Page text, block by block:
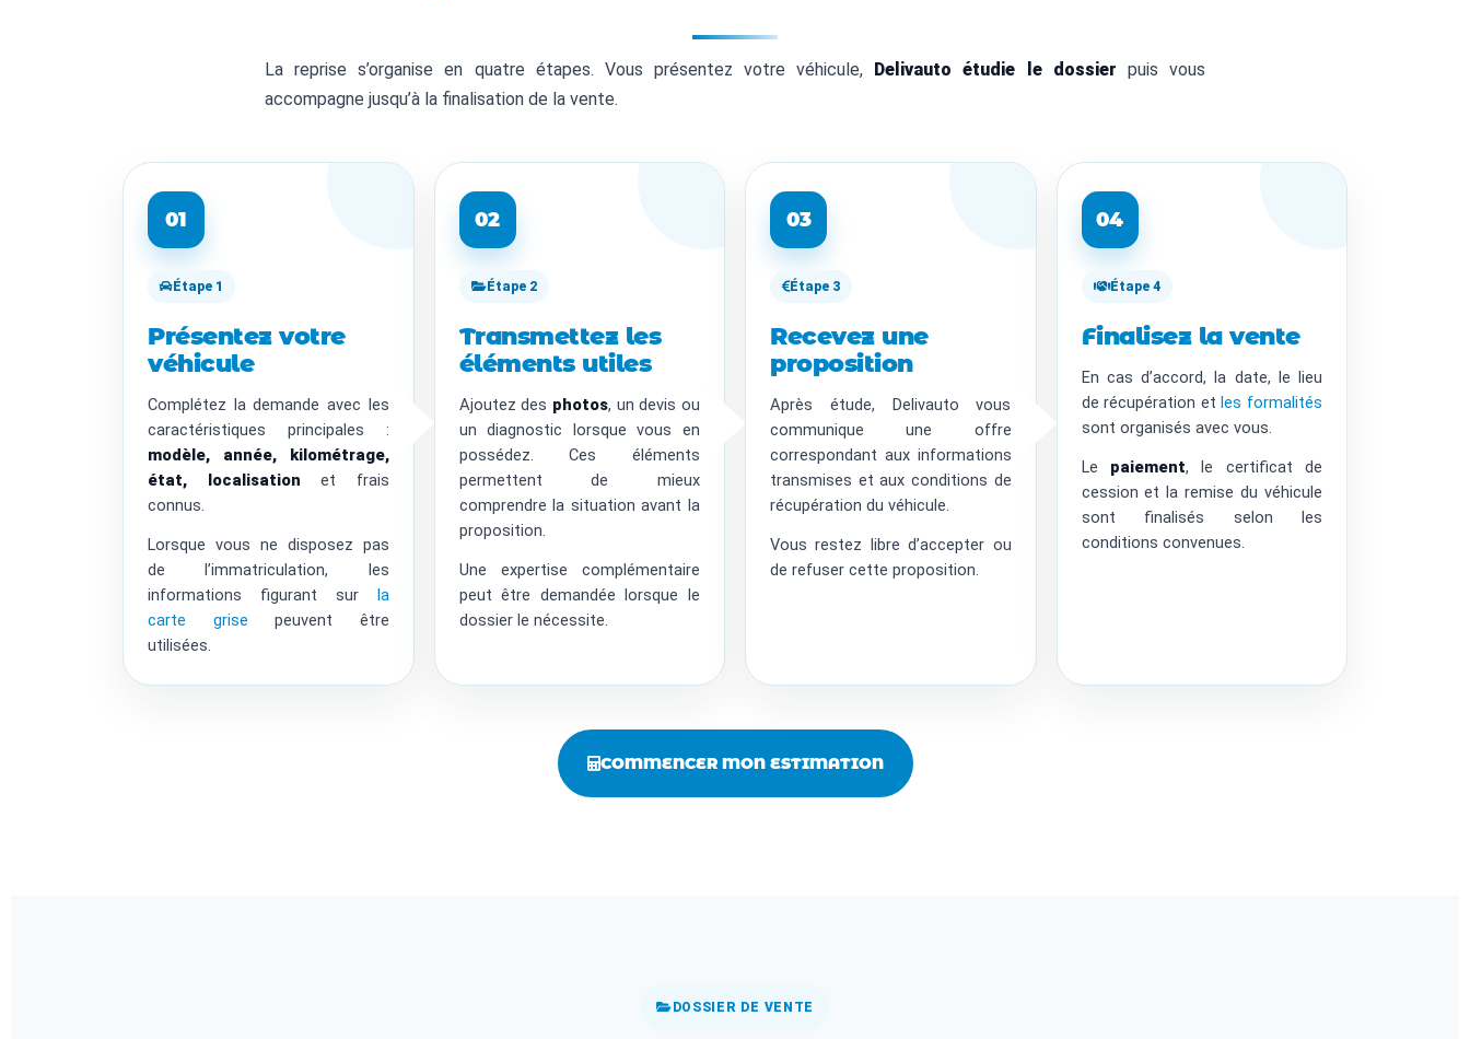
La reprise s’organise en quatre étapes. Vous présentez votre véhicule, Delivauto étudie le dossier puis vous
accompagne jusqu’à la finalisation de la vente.
01
Étape 1
Présentez votre
véhicule
Complétez la demande avec les
caractéristiques principales :
modèle, année, kilométrage,
état, localisation et frais
connus.
Lorsque vous ne disposez pas
de l’immatriculation, les
informations figurant sur la
carte grise peuvent être
utilisées.
02
Étape 2
Transmettez les
éléments utiles
Ajoutez des photos, un devis ou
un diagnostic lorsque vous en
possédez. Ces éléments
permettent de mieux
comprendre la situation avant la
proposition.
Une expertise complémentaire
peut être demandée lorsque le
dossier le nécessite.
03
Étape 3
Recevez une
proposition
Après étude, Delivauto vous
communique une offre
correspondant aux informations
transmises et aux conditions de
récupération du véhicule.
Vous restez libre d’accepter ou
de refuser cette proposition.
04
Étape 4
Finalisez la vente
En cas d’accord, la date, le lieu
de récupération etles formalités
sont organisés avec vous.
Le paiement, le certificat de
cession et la remise du véhicule
sont finalisés selon les
conditions convenues.
COMMENCER MON ESTIMATION
DOSSIER DE VENTE